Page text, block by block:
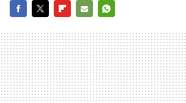
MAIL